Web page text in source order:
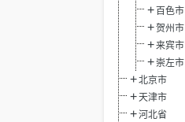
百色市
贺州市
来宾市
崇左市
北京市
天津市
河北省